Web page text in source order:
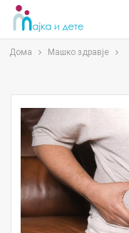
Дома Машко здравје